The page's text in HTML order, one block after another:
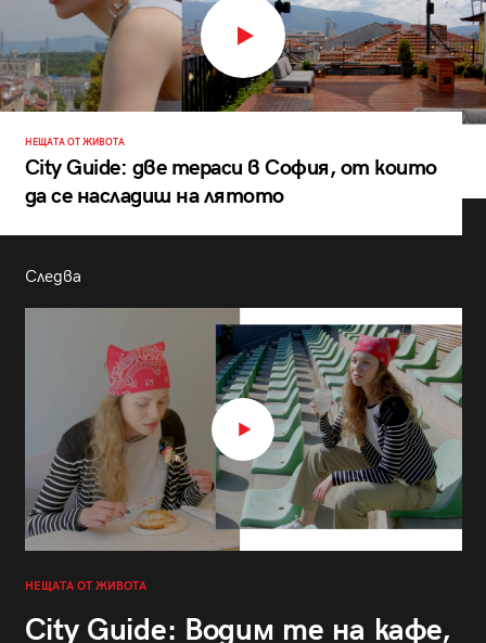
НЕЩАТА ОТ ЖИВОТА
City Guide: две тераси в София, от които
да се насладиш на лятото
Следва
НЕЩАТА ОТ ЖИВОТА
City Guide: Водим те на кафе,